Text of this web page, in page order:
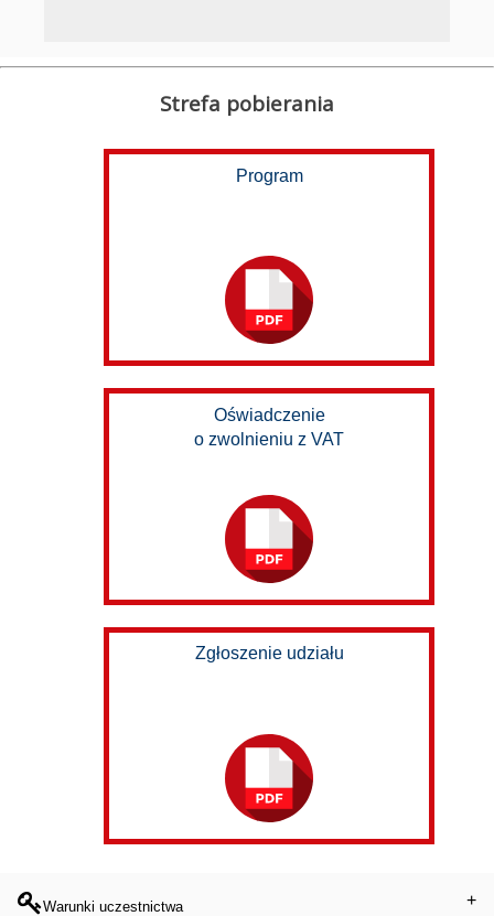
Strefa pobierania
Program
Oświadczenie
o zwolnieniu z VAT
Zgłoszenie udziału
Warunki uczestnictwa